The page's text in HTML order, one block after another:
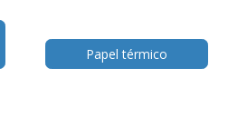
Papel térmico